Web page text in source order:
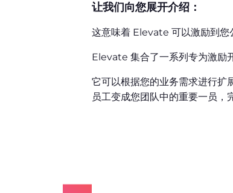
让我们向您展开介绍：
这意味着 Elevate 可以激励到您
Elevate 集合了一系列专为激励
它可以根据您的业务需求进行扩
员工变成您团队中的重要一员，